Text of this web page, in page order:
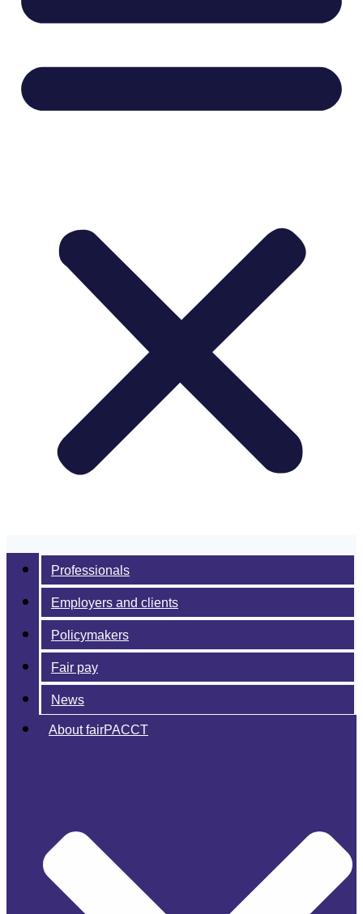
Professionals
Employers and clients
Policymakers
Fair pay
News
About fairPACCT